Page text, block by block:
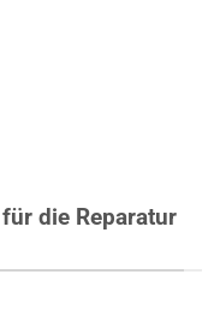
die Reparatur